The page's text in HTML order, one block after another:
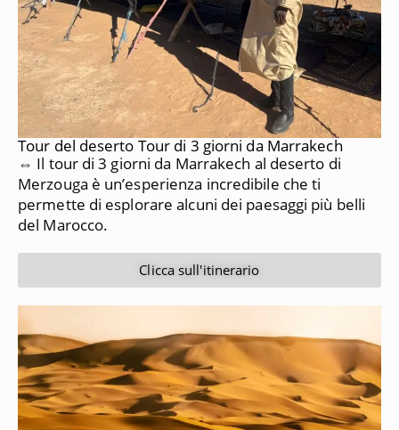
Tour del deserto Tour di 3 giorni da Marrakech
⇔ Il tour di 3 giorni da Marrakech al deserto di
Merzouga è un’esperienza incredibile che ti
permette di esplorare alcuni dei paesaggi più belli
del Marocco.
Clicca sull'itinerario